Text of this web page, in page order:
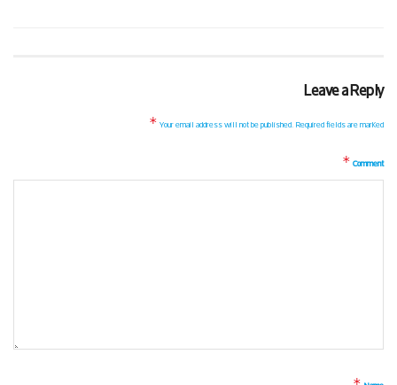
Leave a Reply
Your email address will not be published.Required fields are marked
*
Comment
*